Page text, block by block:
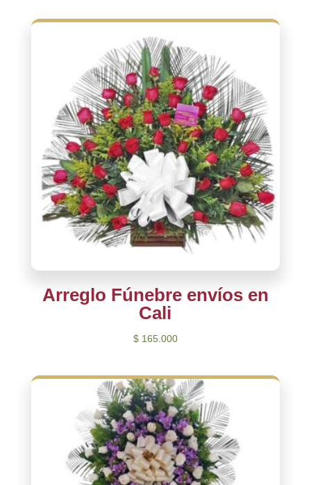
Arreglo Fúnebre envíos en
Cali
$165.000